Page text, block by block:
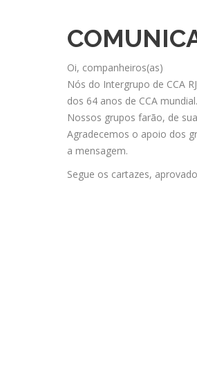
Oi, companheiros(as)
Nós do Intergrupo de CCA
dos 64 anos de CCA mundial.
Nossos grupos farão, de
Agradecemos o apoio dos
a mensagem.
Segue os cartazes,